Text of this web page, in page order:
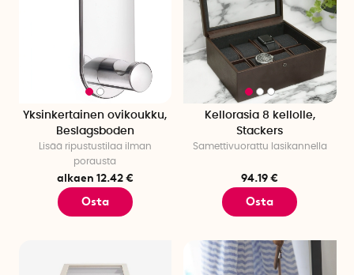
Yksinkertainen ovikoukku,
Beslagsboden
Lisää ripustustilaa ilman
porausta
alkaen 12.42 €
Osta
Kellorasia 8 kellolle,
Stackers
Samettivuorattu lasikannella
94.19 €
Osta